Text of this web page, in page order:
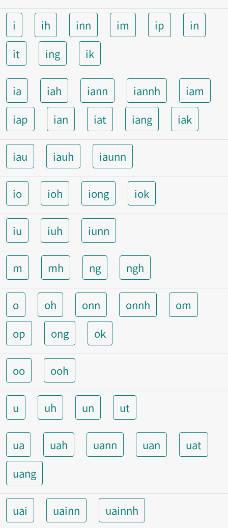
i ih inn im ip
in
it
ing ik
ia iah iann iannh
iam
iap
ian iat iang iak
iau iauh iaunn
io ioh iong iok
iu iuh iunn
m mh ng ngh
o oh onn onnh
om
op
ong ok
oo ooh
u uh un ut
ua uah uann uan
uat
uang
uai uainn uainnh